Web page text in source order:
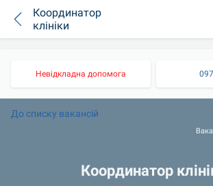
Координатор
клініки
Невідкладна допомога
До списку вакансій
Координатор